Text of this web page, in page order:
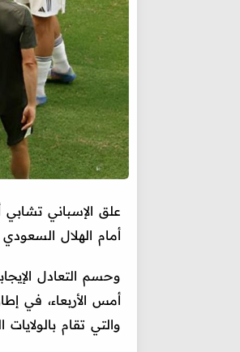
علق الإسباني تشابي
أمام الهلال
والتي تقام بالولايات